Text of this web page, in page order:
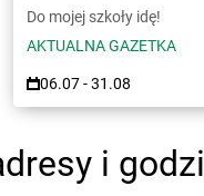
Do mojej szkoły idę!
AKTUALNA GAZETKA
06.07 - 31.08
i